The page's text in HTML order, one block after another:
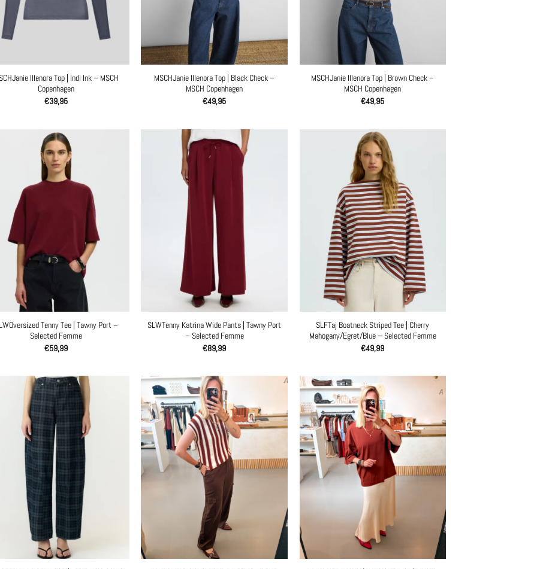
Illenora Top | Indi Ink – MSCH
Copenhagen
€39,95
MSCHJanie Illenora Top | Black Check –
MSCH Copenhagen
€49,95
MSCHJanie Illenora Top | Brown Check –
MSCH Copenhagen
€49,95
Tenny Tee | Tawny Port –
Selected Femme
€59,99
SLWTenny Katrina Wide Pants | Tawny Port
– Selected Femme
€89,99
SLFTaj Boatneck Striped Tee | Cherry
Mahogany/Egret/Blue – Selected Femme
€49,99